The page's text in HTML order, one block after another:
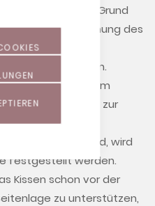
können. Der Grund
Ausdehnung des
in der
das auf dem
stärker kann es zur
Stillkissen
herum gelegt wird, wird
festgestellt werden.
Kissen schon vor der
zu unterstützen,